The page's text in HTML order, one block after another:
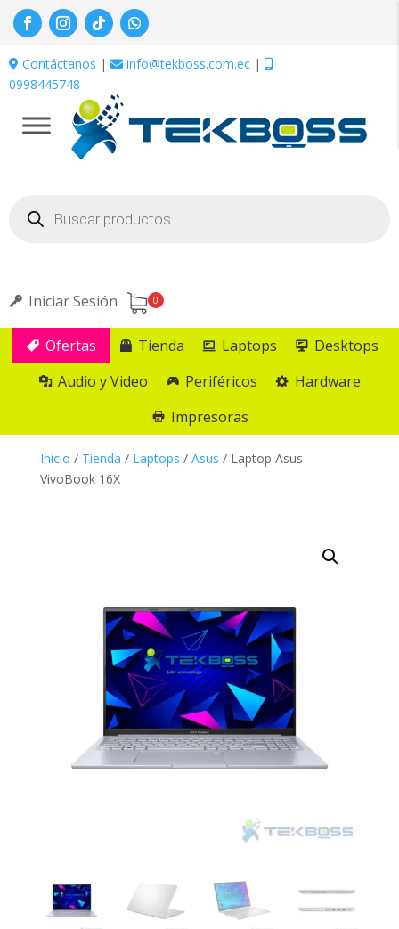
Contáctanos | info@tekboss.com.ec |
0998445748
productos
Iniciar Sesión 0
Ofertas Tienda Laptops
Desktops
Audio y Video
Periféricos
Hardware
Impresoras
Inicio / Tienda / Laptops / Asus / Laptop Asus
VivoBook 16X